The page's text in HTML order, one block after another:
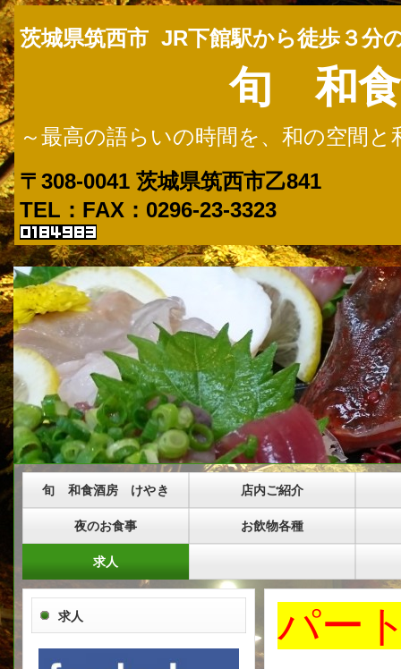
茨城県筑西市 JR下館駅から徒歩３分
旬 和
～最高の語らいの時間を、和の空間
〒308-0041 茨城県筑西市乙841
TEL：FAX：
旬 和食酒房 けやき 店内ご紹介
夜のお食事 お飲物各種
求人
パー
求人